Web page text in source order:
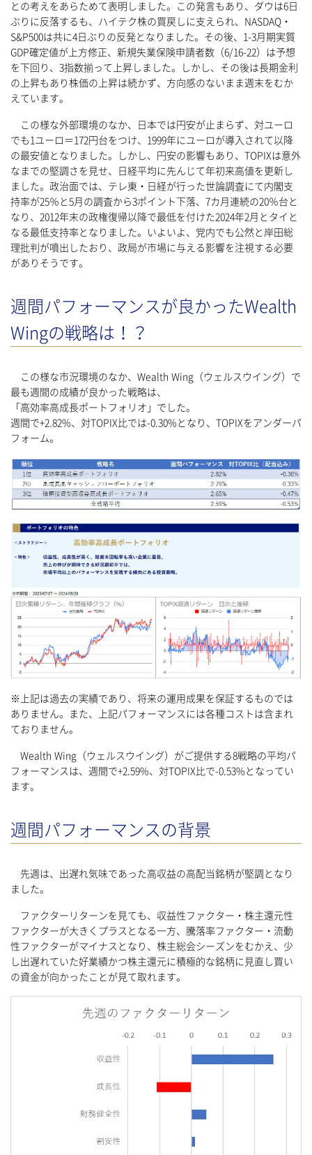
との考えをあらためて表明しました。この発言もあり、ダウは6日
ぶりに反落するも、ハイテク株の買戻しに支えられ、NASDAQ・
S&P500は共に4日ぶりの反発となりました。その後、1-3月期実質
GDP確定値が上方修正、新規失業保険申請者数（6/16-22）は予想
を下回り、3指数揃って上昇しました。しかし、その後は長期金利
の上昇もあり株価の上昇は続かず、方向感のないまま週末をむか
えています。
この様な外部環境のなか、日本では円安が止まらず、対ユーロ
でも1ユーロ＝172円台をつけ、1999年にユーロが導入されて以降
の最安値となりました。しかし、円安の影響もあり、TOPIXは意外
なまでの堅調さを見せ、日経平均に先んじて年初来高値を更新し
ました。政治面では、テレ東・日経が行った世論調査にて内閣支
持率が25％と5月の調査から3ポイント下落、7カ月連続の20％台と
なり、2012年末の政権復帰以降で最低を付けた2024年2月とタイと
なる最低支持率となりました。いよいよ、党内でも公然と岸田総
理批判が噴出したおり、政局が市場に与える影響を注視する必要
がありそうです。
週間パフォーマンスが良かったWealth
Wingの戦略は！？
この様な市況環境のなか、Wealth Wing（ウェルスウイング）で
最も週間の成績が良かった戦略は、
「高効率高成長ポートフォリオ」でした。
週間で+2.82%、対TOPIX比では-0.30%となり、TOPIXをアンダーパ
フォーム。
※上記は過去の実績であり、将来の運用成果を保証するものでは
ありません。また、上記パフォーマンスには各種コストは含まれ
ておりません。
Wealth Wing（ウェルスウイング）がご提供する8戦略の平均パ
フォーマンスは、週間で+2.59%、対TOPIX比で-0.53%となってい
ます。
週間パフォーマンスの背景
先週は、出遅れ気味であった高収益の高配当銘柄が堅調となり
ました。
ファクターリターンを見ても、収益性ファクター・株主還元性
ファクターが大きくプラスとなる一方、騰落率ファクター・流動
性ファクターがマイナスとなり、株主総会シーズンをむかえ、少
し出遅れていた好業績かつ株主還元に積極的な銘柄に見直し買い
の資金が向かったことが見て取れます。